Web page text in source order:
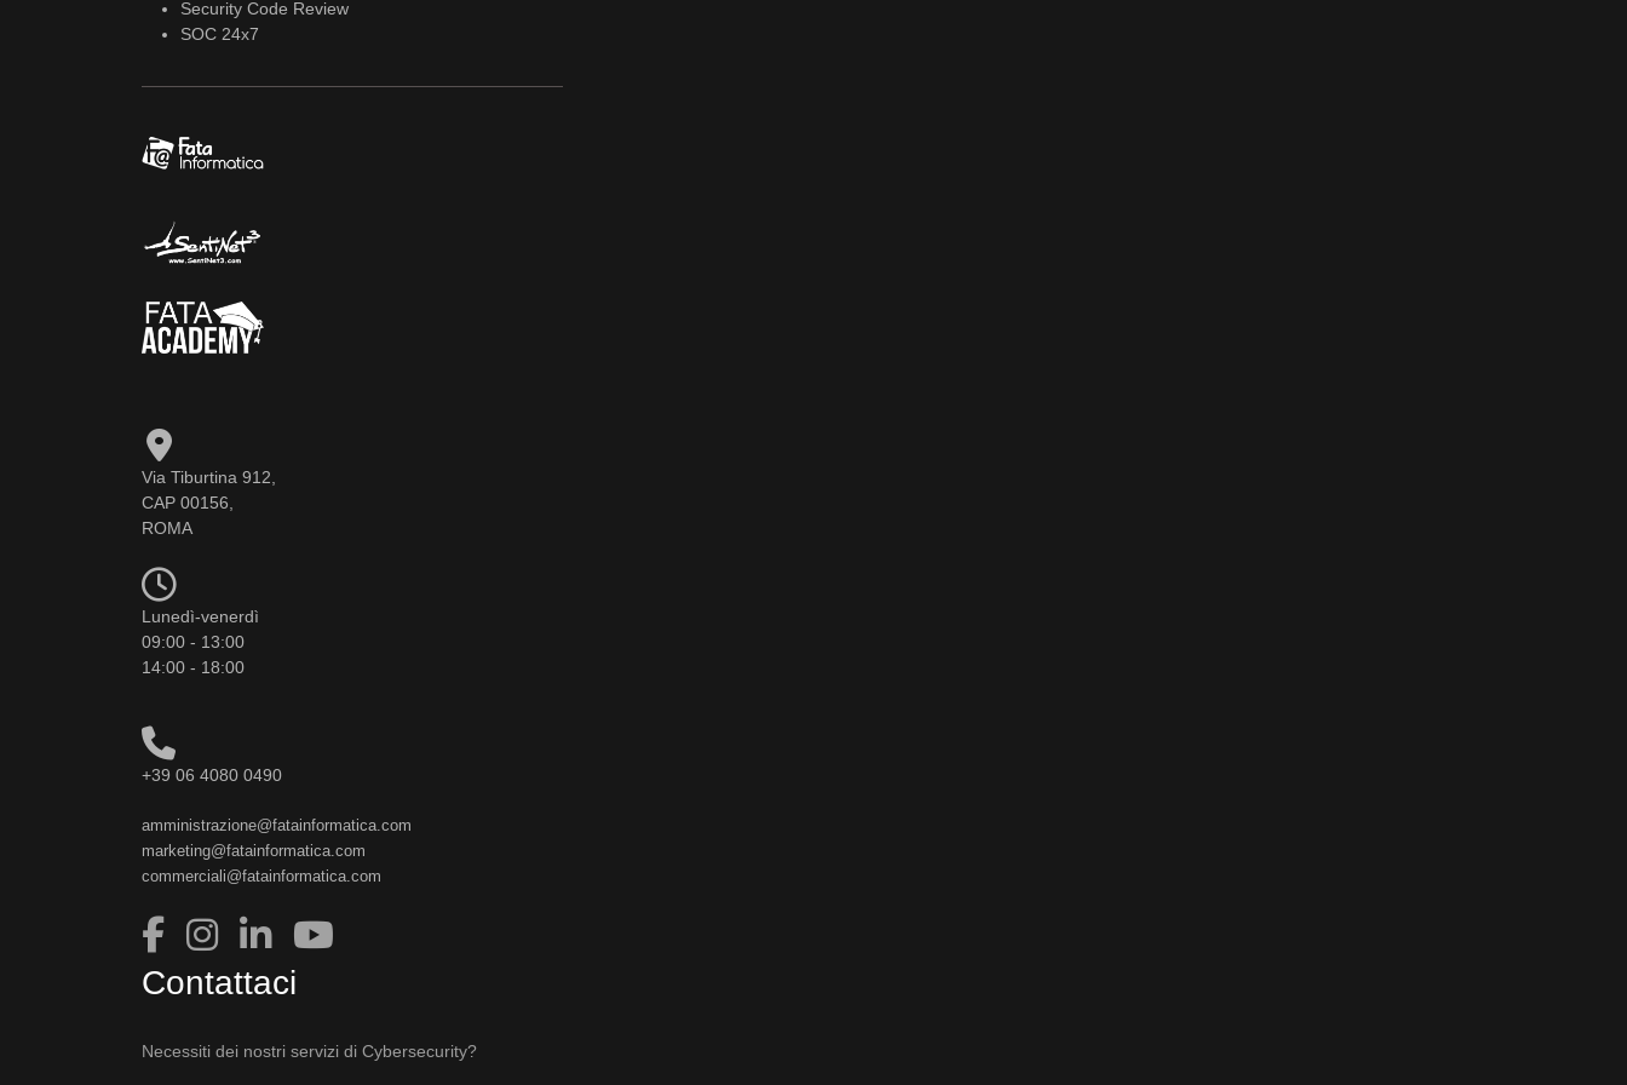
Security Code Review
SOC 24x7
Via Tiburtina 912,
CAP 00156,
ROMA
Lunedì-venerdì
09:00 - 13:00
14:00 - 18:00
+39 06 4080 0490
amministrazione@fatainformatica.com
marketing@fatainformatica.com
commerciali@fatainformatica.com
Contattaci
Necessiti dei nostri servizi di Cybersecurity?